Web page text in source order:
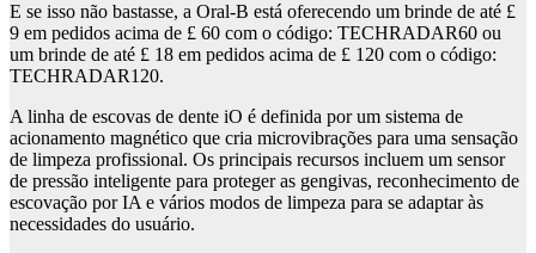
E se isso não bastasse, a Oral-B está oferecendo um brinde de até £
9 em pedidos acima de £ 60 com o código: TECHRADAR60 ou
um brinde de até £ 18 em pedidos acima de £ 120 com o código:
TECHRADAR120.
A linha de escovas de dente iO é definida por um sistema de
acionamento magnético que cria microvibrações para uma sensação
de limpeza profissional. Os principais recursos incluem um sensor
de pressão inteligente para proteger as gengivas, reconhecimento de
escovação por IA e vários modos de limpeza para se adaptar às
necessidades do usuário.